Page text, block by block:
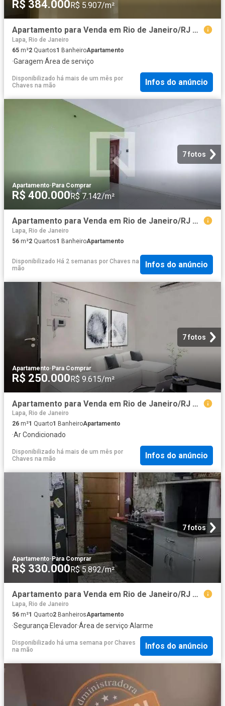
R$ 384.000 R$ 5.907/m²
Apartamento para Venda em Rio de Janeiro/RJ Centro 2 Quartos
Lapa, Rio de Janeiro
65 m²2 Quartos1 BanheiroApartamento
·Garagem·Área de serviço
Disponibilizado há mais de um mês por
Chaves na mão
Infos do anúncio
7 fotos
Apartamento· Para Comprar
R$ 400.000R$ 7.142/m²
Apartamento para Venda em Rio de Janeiro/RJ Centro 2 Quartos
Lapa, Rio de Janeiro
56 m²2 Quartos1 BanheiroApartamento
Disponibilizado Há 2 semanas por Chaves na
mão
Infos do anúncio
7 fotos
Apartamento·Para Comprar
R$ 250.000R$ 9.615/m²
Apartamento para Venda em Rio de Janeiro/RJ Centro 1 Quartos
Lapa, Rio de Janeiro
26 m²1 Quarto1 BanheiroApartamento
·Ar Condicionado
Disponibilizado há mais de um mês por
Chaves na mão
Infos do anúncio
7 fotos
Apartamento· Para Comprar
R$ 330.000 R$ 5.892/m²
Apartamento para Venda em Rio de Janeiro/RJ Centro 1 Quartos
Lapa, Rio de Janeiro
56 m²1 Quarto2 BanheirosApartamento
·Segurança·Elevador·Área de serviço·Alarme
Disponibilizado há uma semana por Chaves
na mão
Infos do anúncio